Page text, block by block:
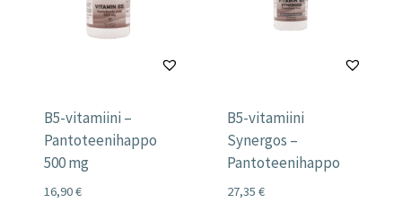
B5-vitamiini –
Pantoteenihappo
500 mg
16,90€
B5-vitamiini
Synergos –
Pantoteenihappo
27,35 €